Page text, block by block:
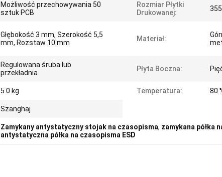
Możliwość przechowywania 50
sztuk PCB
Rozmiar Płytki
Drukowanej:
Głębokość 3 mm, Szerokość 5,5
mm, Rozstaw 10 mm
Materiał:
Regulowana śruba lub
przekładnia
Płyta Boczna:
5.0 kg Temperatura: 80
Szanghaj
Zamykany antystatyczny stojak na czasopisma, zamykana półka
antystatyczna półka na czasopisma ESD